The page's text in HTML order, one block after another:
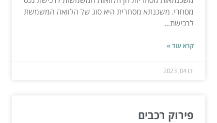
מסחרי. משכנתא מסחרית היא סוג של הלוואה המשמשת
לרכישת...
קרא עוד »
ינו 04, 2023
פירוק רכבים